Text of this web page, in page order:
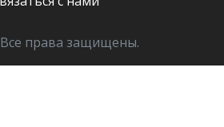
права защищены.